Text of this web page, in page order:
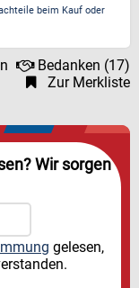
beim Kauf oder
Bedanken (17)
Zur Merkliste
Wir sorgen
gelesen,